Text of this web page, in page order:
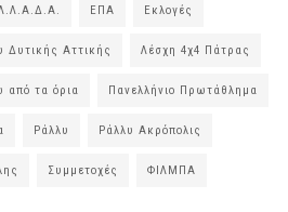
ΕΠΑ Εκλογές
Δυτικής Αττικής Λέσχη 4χ4 Πάτρας
από τα όρια Πανελλήνιο Πρωτάθλημα
Ράλλυ Ράλλυ Ακρόπολις
Συμμετοχές ΦΙΛΜΠΑ